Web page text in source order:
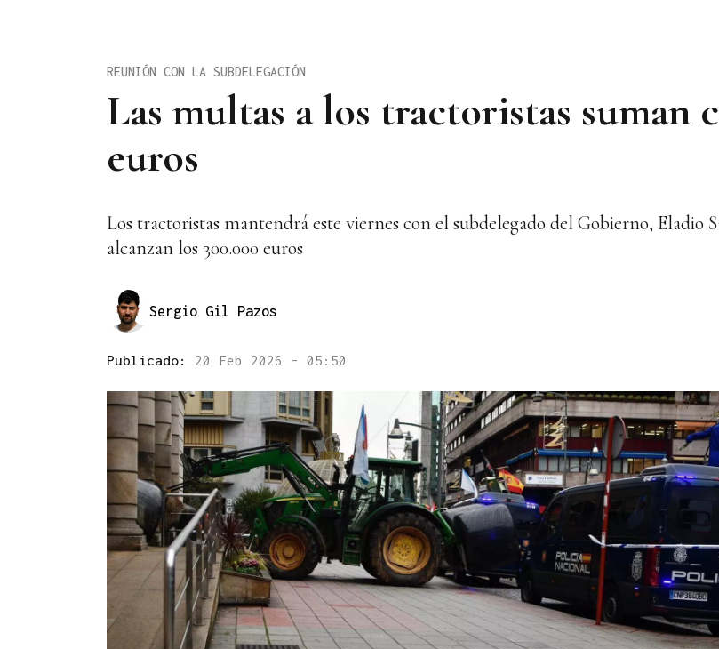
Las multas a los tractoristas suman
euros
REUNIÓN CON LA SUBDELEGACIÓN
Los tractoristas mantendrá este viernes con el subdelegado del Gobierno, Eladio
alcanzan los 300.000 euros
Sergio Gil Pazos
Publicado: 20 Feb 2026 - 05:50